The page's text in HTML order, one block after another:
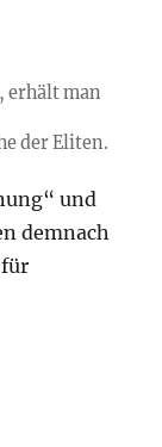
erhält man
der Eliten.
und
demnach